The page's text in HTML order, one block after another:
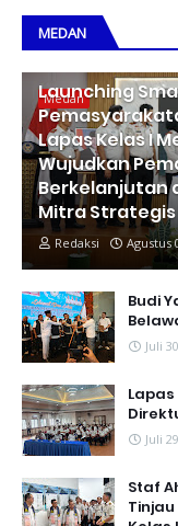
MEDAN
Medan
Launching
Lapas Kelas I
Wujudkan
Berkelanjutan
Mitra Strategis
Redaksi Agustus
Budi
Juli
Juli
Staf